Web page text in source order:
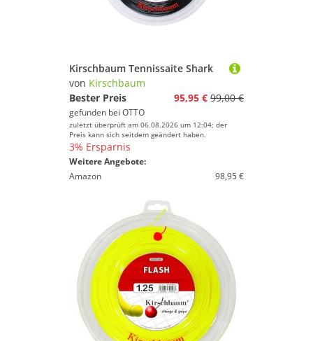
Kirschbaum Tennissaite Shark
von Kirschbaum
Bester Preis
95,95 € 99,00 €
gefunden bei OTTO
zuletzt überprüft am 06.08.2026 um 12:04; der
Preis kann sich seitdem geändert haben.
3% Ersparnis
Weitere Angebote:
Amazon
98,95 €